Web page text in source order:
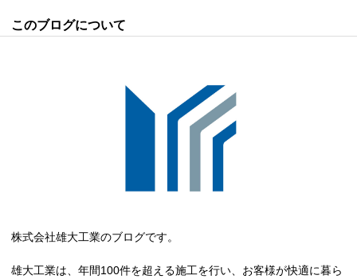
このブログについて
株式会社雄大工業のブログです。
雄大工業は、年間100件を超える施工を行い、お客様が快適に暮ら